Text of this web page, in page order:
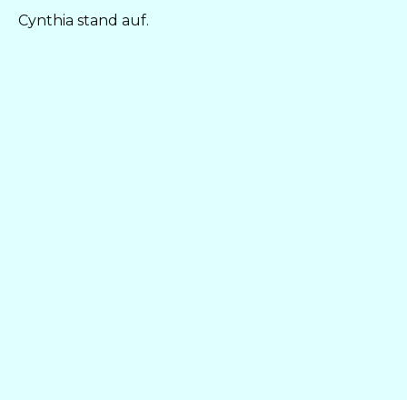
Cynthia stand auf.